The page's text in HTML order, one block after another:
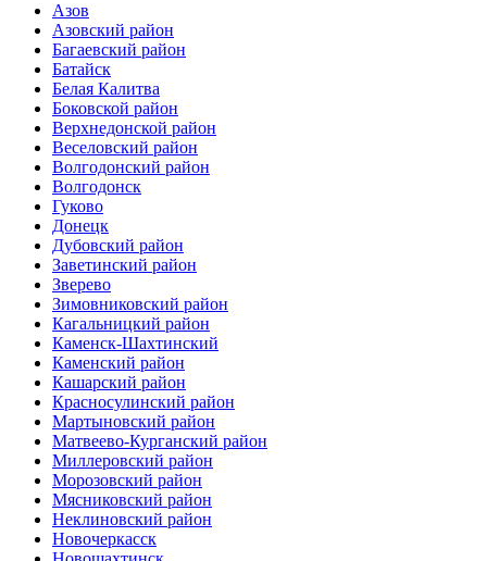
Азов
Азовский район
Багаевский район
Батайск
Белая Калитва
Боковской район
Верхнедонской район
Веселовский район
Волгодонский район
Волгодонск
Гуково
Донецк
Дубовский район
Заветинский район
Зверево
Зимовниковский район
Кагальницкий район
Каменск-Шахтинский
Каменский район
Кашарский район
Красносулинский район
Мартыновский район
Матвеево-Курганский район
Миллеровский район
Морозовский район
Мясниковский район
Неклиновский район
Новочеркасск